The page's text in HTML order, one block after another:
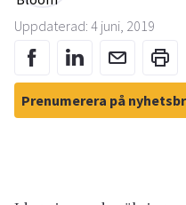
Uppdaterad: 4 juni, 2019
Prenumerera på